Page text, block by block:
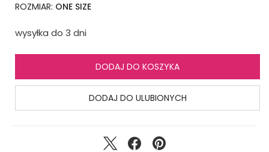
ROZMIAR: ONE SIZE
wysyłka do 3 dni
DODAJ DO KOSZYKA
DODAJ DO ULUBIONYCH